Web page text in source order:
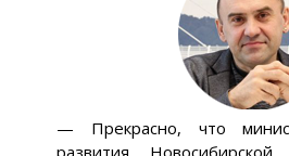
— Прекрасно, что